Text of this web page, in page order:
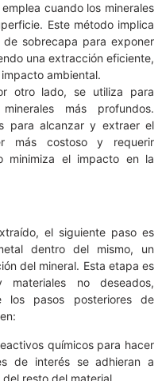
emplea cuando los minerales
Este método implica
sobrecapa para exponer
una extracción eficiente,
ambiental.
otro lado, se utiliza para
más profundos.
para alcanzar y extraer el
más costoso y requerir
minimiza el impacto en la
el siguiente paso es
dentro del mismo, un
del mineral. Esta etapa es
no deseados,
los pasos posteriores de
químicos para hacer
de interés se adhieran a
resto del material.